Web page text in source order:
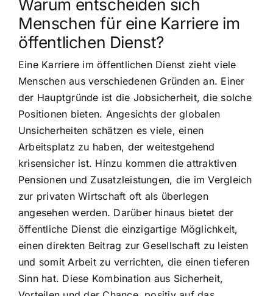
Warum entscheiden sich
Menschen für eine Karriere im
öffentlichen Dienst?
Eine Karriere im öffentlichen Dienst zieht viele
Menschen aus verschiedenen Gründen an. Einer
der Hauptgründe ist die Jobsicherheit, die solche
Positionen bieten. Angesichts der globalen
Unsicherheiten schätzen es viele, einen
Arbeitsplatz zu haben, der weitestgehend
krisensicher ist. Hinzu kommen die attraktiven
Pensionen und Zusatzleistungen, die im Vergleich
zur privaten Wirtschaft oft als überlegen
angesehen werden. Darüber hinaus bietet der
öffentliche Dienst die einzigartige Möglichkeit,
einen direkten Beitrag zur Gesellschaft zu leisten
und somit Arbeit zu verrichten, die einen tieferen
Sinn hat. Diese Kombination aus Sicherheit,